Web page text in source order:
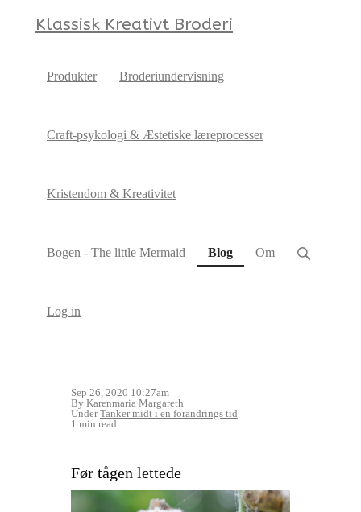
Klassisk Kreativt Broderi
Produkter Broderiundervisning
Craft-psykologi & Æstetiske læreprocesser
Kristendom & Kreativitet
Bogen - The little Mermaid Blog(current)
Om
Log in
Sep 26, 2020 10:27am
By Karenmaria Margareth
UnderTanker midt i en forandrings tid
1 min read
Før tågen lettede